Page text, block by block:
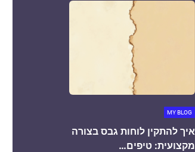
MY BLOG
איך להתקין לוחות גבס בצורה
מקצועית: טיפים…